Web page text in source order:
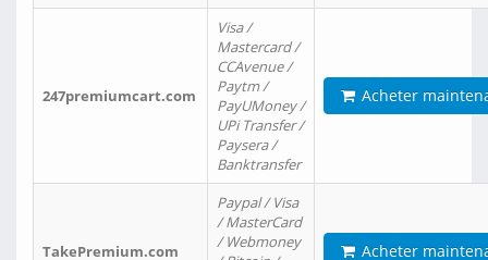
247premiumcart.com
Visa /
Mastercard /
CCAvenue /
Paytm /
PayUMoney /
UPi Transfer /
Paysera /
Banktransfer
Acheter
TakePremium.com
Paypal / Visa
/ MasterCard
/ Webmoney
Acheter